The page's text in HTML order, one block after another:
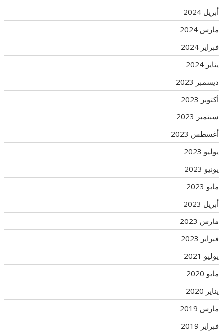
أبريل 2024
مارس 2024
فبراير 2024
يناير 2024
ديسمبر 2023
أكتوبر 2023
سبتمبر 2023
أغسطس 2023
يوليو 2023
يونيو 2023
مايو 2023
أبريل 2023
مارس 2023
فبراير 2023
يوليو 2021
مايو 2020
يناير 2020
مارس 2019
فبراير 2019